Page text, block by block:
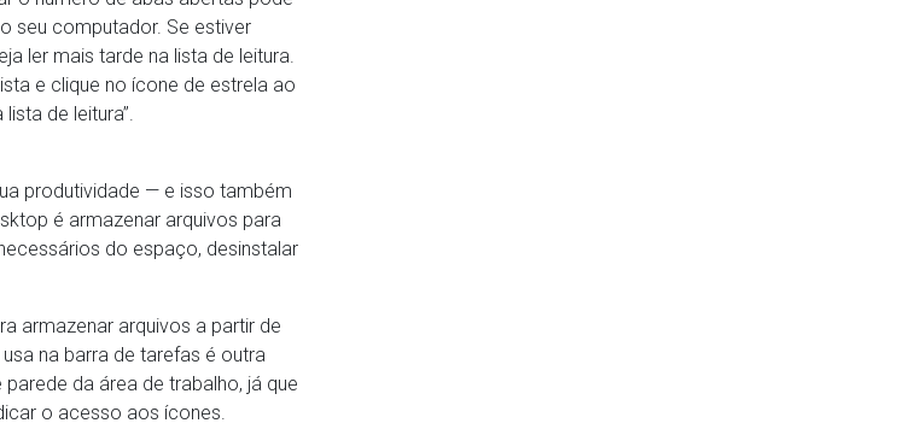
seu computador. Se estiver
ler mais tarde na lista de leitura.
e clique no ícone de estrela ao
de leitura”.
produtividade — e isso também
é armazenar arquivos para
do espaço, desinstalar
armazenar arquivos a partir de
na barra de tarefas é outra
da área de trabalho, já que
o acesso aos ícones.